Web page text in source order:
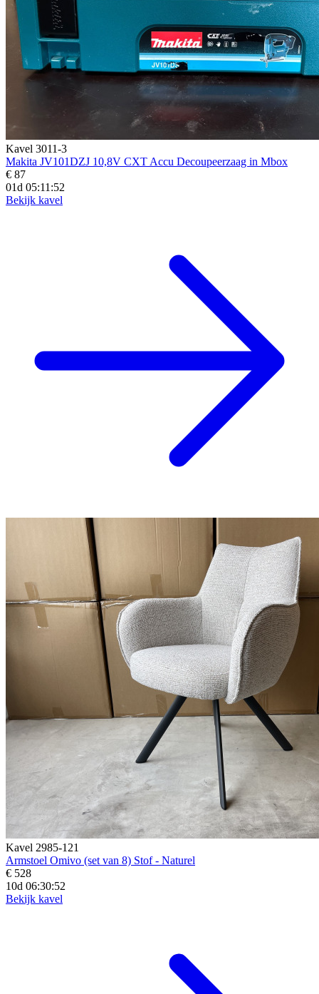
Kavel 3011-3
Makita JV101DZJ 10,8V CXT Accu Decoupeerzaag in Mbox
€ 87
01d 05:11:50
Bekijk kavel
Kavel 2985-121
Armstoel Omivo (set van 8) Stof - Naturel
€ 528
10d 06:30:50
Bekijk kavel